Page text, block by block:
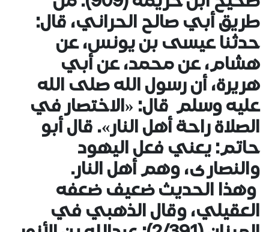
طريق أبي صالح الحراني، قال:
حدثنا عيسى بن يونس، عن
هشام، عن محمد، عن أبي
هريرة، أن رسول الله صلى الله
عليه وسلم قال: «الاختصار في
الصلاة راحة أهل النار». قال أبو
حاتم: يعني فعل اليهود
والنصارى، وهم أهل النار.
وهذا الحديث ضعيف ضعفه
العقيلي، وقال الذهبي في